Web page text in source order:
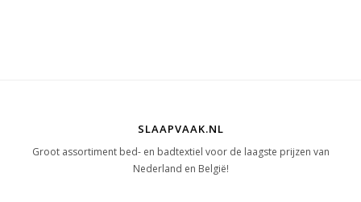
SLAAPVAAK.NL
Groot assortiment bed- en badtextiel voor de laagste prijzen van
Nederland en België!